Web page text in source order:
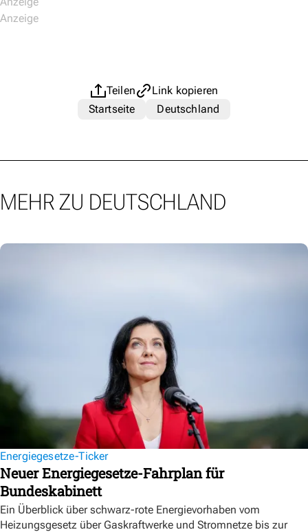
Teilen
Link kopieren
Startseite
Deutschland
MEHR ZU DEUTSCHLAND
Energiegesetze-Ticker
Neuer Energiegesetze-Fahrplan für
Bundeskabinett
Ein Überblick über schwarz-rote Energievorhaben vom
Heizungsgesetz über Gaskraftwerke und Stromnetze bis zur